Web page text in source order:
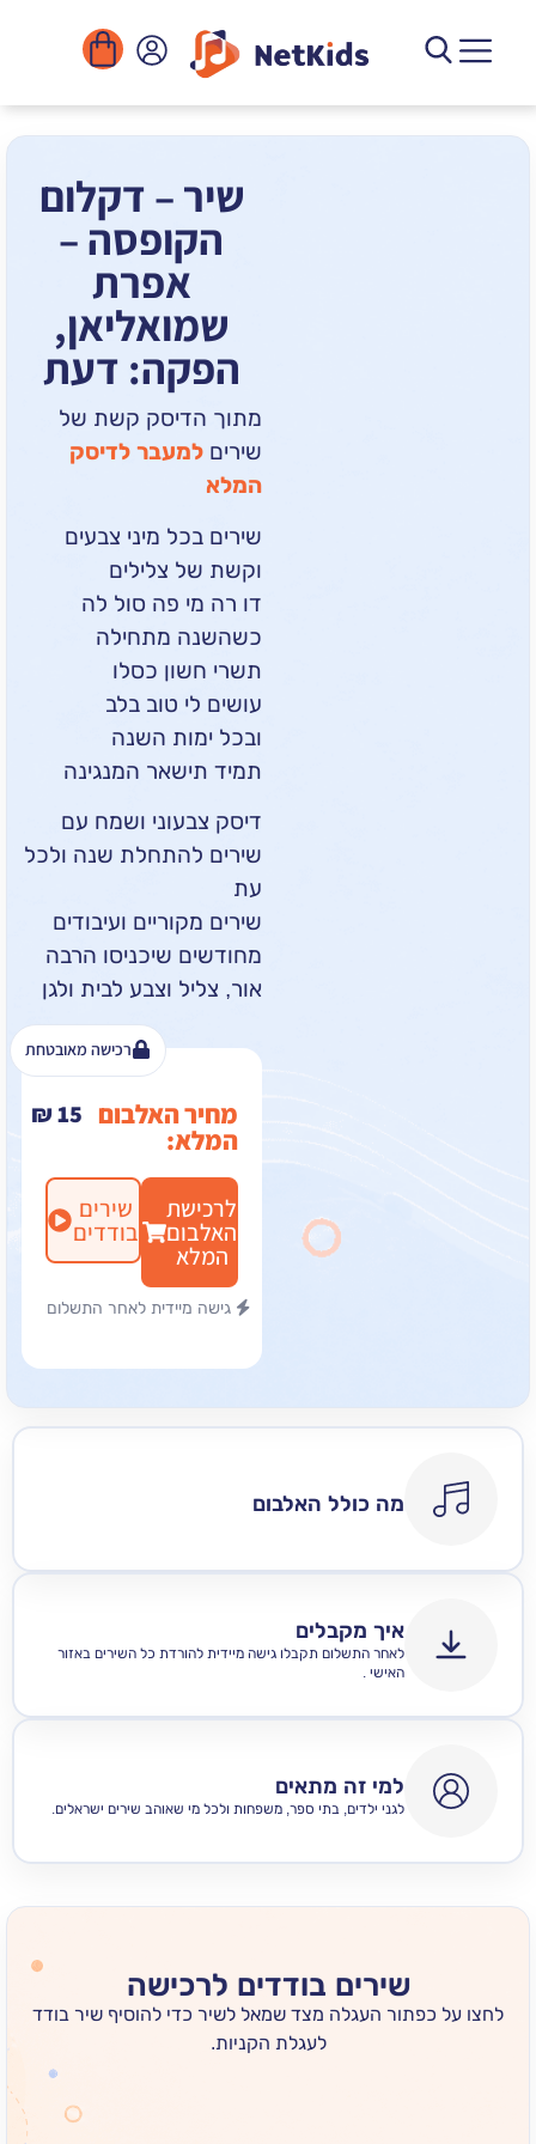
שיר – דקלום
הקופסה –
אפרת
שמואליאן,
הפקה: דעת
מתוך הדיסק קשת של
למעבר לדיסק
שירים בכל מיני צבעים
וקשת של צלילים
דו רה מי פה סול לה
כשהשנה מתחילה
תשרי חשון כסלו
עושים לי טוב בלב
ובכל ימות השנה
תמיד תישאר המנגינה
דיסק צבעוני ושמח עם
שירים להתחלת שנה ולכל
שירים מקוריים ועיבודים
מחודשים שיכניסו הרבה
אור, צליל וצבע לבית ולגן
מחיר האלבום ₪15
האלבום
המלא
שירים
בודדים
גישה מיידית לאחר התשלום
רכישה מאובטחת
מה כולל האלבום
איך מקבלים
לאחר התשלום תקבלו גישה מיידית להורדת כל השירים באזור
למי זה מתאים
לגני ילדים, בתי ספר, משפחות ולכל מי שאוהב שירים ישראלים.
שירים בודדים לרכישה
כפתור העגלה מצד שמאל לשיר כדי להוסיף שיר בודד
לעגלת הקניות.